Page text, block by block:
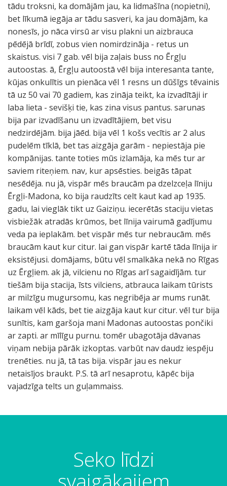
tādu troksni, ka domājām jau, ka lidmašīna (nopietni),
bet līkumā iegāja ar tādu sasveri, ka jau domājām, ka
nonesīs, jo nāca virsū ar visu plakni un aizbrauca
pēdējā brīdī, zobus vien nomirdzināja - retus un
skaistus. visi 7 gab. vēl bija zaļais buss no Ērgļu
autoostas. ā, Ērgļu autoostā vēl bija interesanta tante,
kūjas onkulītis un pienāca vēl 1 resns un dūšīgs tēvainis
tā uz 50 vai 70 gadiem, kas zināja teikt, ka izvadītāji ir
laba lieta - sevišķi tie, kas zina visus pantus. sarunas
bija par izvadīšanu un izvadītājiem, bet visu
nedzirdējām. bija jāēd. bija vēl 1 košs vecītis ar 2 alus
pudelēm tīklā, bet tas aizgāja garām - nepiestāja pie
kompānijas. tante toties mūs izlamāja, ka mēs tur ar
saviem riteņiem. nav, kur apsēsties. beigās tāpat
nesēdēja. nu jā, vispār mēs braucām pa dzelzceļa līniju
Ērgļi-Madona, ko bija raudzīts celt kaut kad ap 1935.
gadu, lai vieglāk tikt uz Gaiziņu. iecerētās staciju vietas
visbiežāk atradās krūmos, bet līnija vairumā gadījumu
veda pa ieplakām. bet vispār mēs tur nebraucām. mēs
braucām kaut kur citur. lai gan vispār kartē tāda līnija ir
eksistējusi. domājams, būtu vēl smalkāka nekā no Rīgas
uz Ērgļiem. ak jā, vilcienu no Rīgas arī sagaidījām. tur
tiešām bija stacija, īsts vilciens, atbrauca laikam tūrists
ar milzīgu mugursomu, kas negribēja ar mums runāt.
laikam vēl kāds, bet tie aizgāja kaut kur citur. vēl tur bija
sunītis, kam garšoja mani Madonas autoostas pončiki
ar zapti. ar mīlīgu purnu. tomēr ubagotāja dāvanas
viņam nebija pārāk izkoptas. varbūt nav daudz iespēju
trenēties. nu jā, tā tas bija. vispār jau es nekur
netaisījos braukt. P.S. tā arī nesaprotu, kāpēc bija
vajadzīga telts un guļammaiss.
Seko līdzi